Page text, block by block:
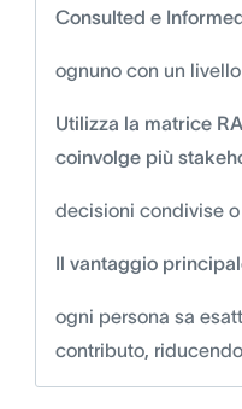
Consulted e
ognuno con un
Utilizza la matrice
coinvolge più
decisioni condivise
Il vantaggio
ogni persona sa
contributo,